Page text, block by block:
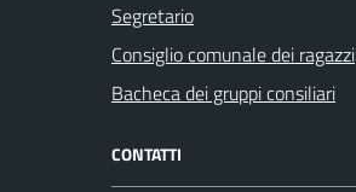
Segretario
Consiglio comunale dei ragazzi
Bacheca dei gruppi consiliari
CONTATTI